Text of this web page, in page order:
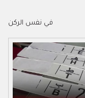
في نفس الركن